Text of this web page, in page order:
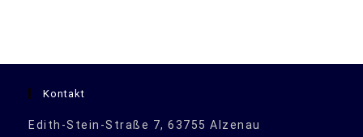
Kontakt
Edith-Stein-Straße 7, 63755 Alzenau